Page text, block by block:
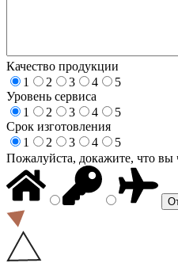
Качество продукции
1
2 3 4
5
Уровень сервиса
1
2 3 4
5
Срок изготовления
1
2 3 4
5
Пожалуйста, докажите, что вы